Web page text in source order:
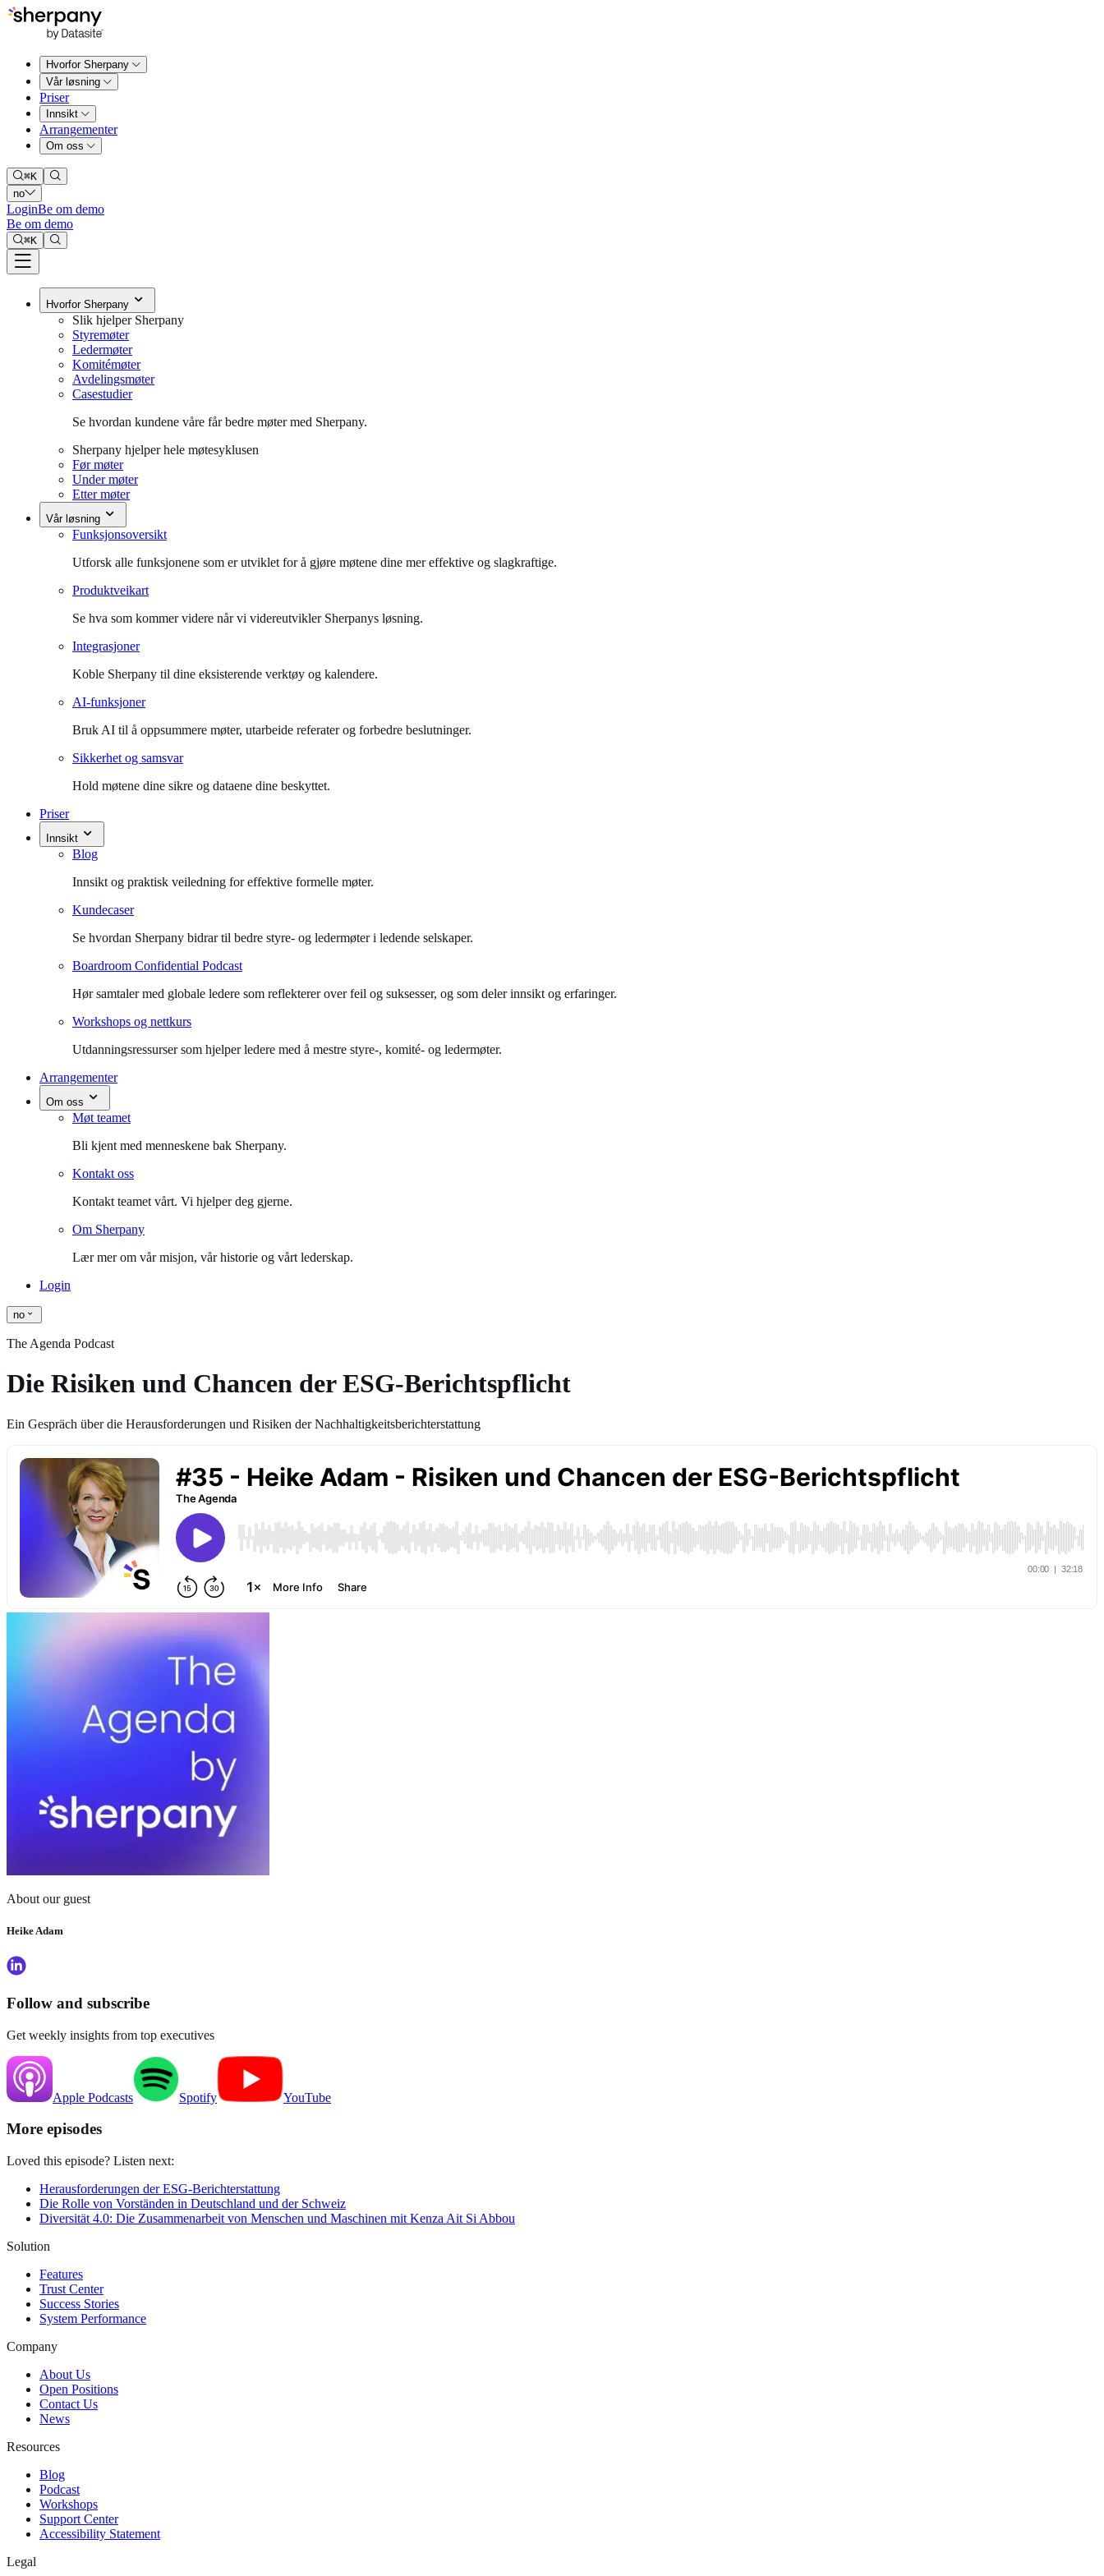
Hvorfor Sherpany
Vår løsning
Priser
Innsikt
Arrangementer
Om oss
⌘K
no
LoginBe om demo
Be om demo
⌘K
Hvorfor Sherpany
Slik hjelper Sherpany
Styremøter
Ledermøter
Komitémøter
Avdelingsmøter
Casestudier
Se hvordan kundene våre får bedre møter med Sherpany.
Sherpany hjelper hele møtesyklusen
Før møter
Under møter
Etter møter
Vår løsning
Funksjonsoversikt
Utforsk alle funksjonene som er utviklet for å gjøre møtene dine mer effektive og slagkraftige.
Produktveikart
Se hva som kommer videre når vi videreutvikler Sherpanys løsning.
Integrasjoner
Koble Sherpany til dine eksisterende verktøy og kalendere.
AI-funksjoner
Bruk AI til å oppsummere møter, utarbeide referater og forbedre beslutninger.
Sikkerhet og samsvar
Hold møtene dine sikre og dataene dine beskyttet.
Priser
Innsikt
Blog
Innsikt og praktisk veiledning for effektive formelle møter.
Kundecaser
Se hvordan Sherpany bidrar til bedre styre- og ledermøter i ledende selskaper.
Boardroom Confidential Podcast
Hør samtaler med globale ledere som reflekterer over feil og suksesser, og som deler innsikt og erfaringer.
Workshops og nettkurs
Utdanningsressurser som hjelper ledere med å mestre styre-, komité- og ledermøter.
Arrangementer
Om oss
Møt teamet
Bli kjent med menneskene bak Sherpany.
Kontakt oss
Kontakt teamet vårt. Vi hjelper deg gjerne.
Om Sherpany
Lær mer om vår misjon, vår historie og vårt lederskap.
Login
no
The Agenda Podcast
Die Risiken und Chancen der ESG-Berichtspflicht
Ein Gespräch über die Herausforderungen und Risiken der Nachhaltigkeitsberichterstattung
About our guest
Heike Adam
Follow and subscribe
Get weekly insights from top executives
Apple Podcasts Spotify YouTube
More episodes
Loved this episode? Listen next:
Herausforderungen der ESG-Berichterstattung
Die Rolle von Vorständen in Deutschland und der Schweiz
Diversität 4.0: Die Zusammenarbeit von Menschen und Maschinen mit Kenza Ait Si Abbou
Solution
Features
Trust Center
Success Stories
System Performance
Company
About Us
Open Positions
Contact Us
News
Resources
Blog
Podcast
Workshops
Support Center
Accessibility Statement
Legal